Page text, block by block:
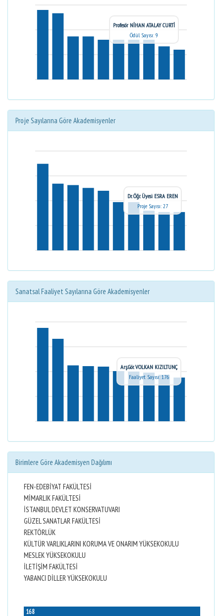
Profesör NİHAN ATALAY CURTİ
Ödül Sayısı: 9
Proje Sayılarına Göre Akademisyenler
Dr. Öğr. Üyesi ESRA EREN
Proje Sayısı: 27
Sanatsal Faaliyet Sayılarına Göre Akademisyenler
Arş.Gör. VOLKAN KIZILTUNÇ
Faaliyet Sayısı: 176
Birimlere Göre Akademisyen Dağılımı
FEN-EDEBİYAT FAKÜLTESİ
MİMARLIK FAKÜLTESİ
İSTANBUL DEVLET KONSERVATUVARI
GÜZEL SANATLAR FAKÜLTESİ
REKTÖRLÜK
KÜLTÜR VARLIKLARINI KORUMA VE ONARIM YÜKSEKOKULU
MESLEK YÜKSEKOKULU
İLETİŞİM FAKÜLTESİ
YABANCI DİLLER YÜKSEKOKULU
168